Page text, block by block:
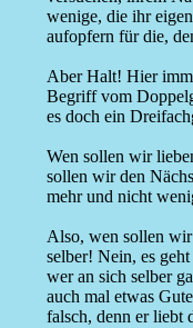
wenige, die ihr
aufopfern für die,
Aber Halt! Hier
Begriff vom
es doch ein
Wen sollen wir
sollen wir den
mehr und nicht
Also, wen sollen
selber! Nein, es
wer an sich selber
auch mal etwas
falsch, denn er liebt